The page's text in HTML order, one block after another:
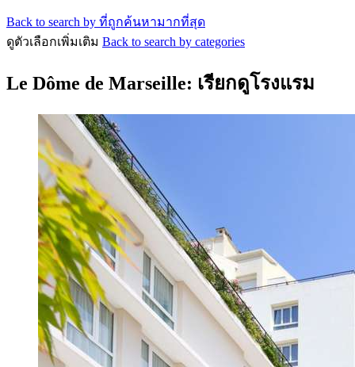
Back to search by ที่ถูกค้นหามากที่สุด
ดูตัวเลือกเพิ่มเติม Back to search by categories
Le Dôme de Marseille: เรียกดูโรงแรม